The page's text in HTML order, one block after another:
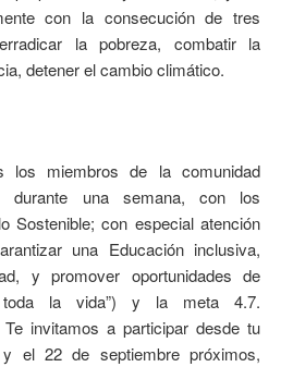
con la consecución de tres
la pobreza, combatir la
detener el cambio climático.
los miembros de la comunidad
durante una semana, con los
Sostenible; con especial atención
una Educación inclusiva,
y promover oportunidades de
toda la vida”) y la meta 4.7.
Te invitamos a participar desde tu
el 22 de septiembre próximos,